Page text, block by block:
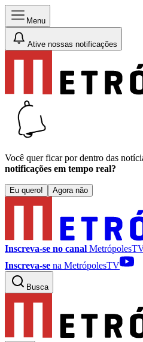
Menu
Ative nossas notificações
Você quer ficar por dentro das
notificações em tempo real?
Eu quero! Agora não
Inscreva-se no canal
Inscreva-se na MetrópolesTV
Busca